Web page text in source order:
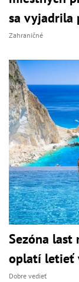
sa vyjadrila
Zahraničné
Sezóna last
oplatí letieť
Dobre vedieť